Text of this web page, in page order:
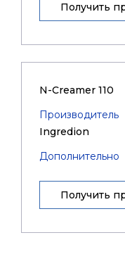
Получить
N-Creamer 110
Производитель
Ingredion
Дополнительно
Получить